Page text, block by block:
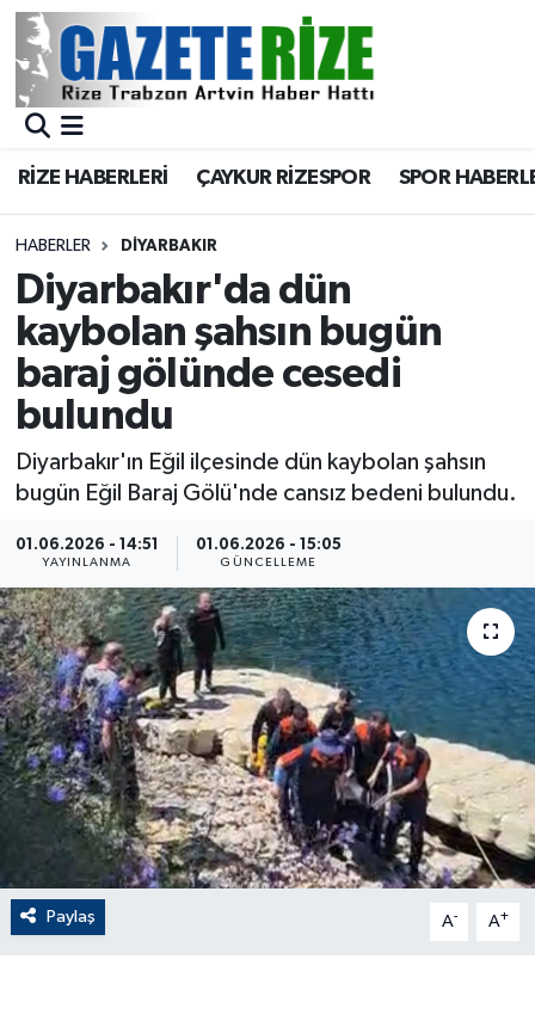
RİZE HABERLERİ ÇAYKUR RİZESPOR SPOR
HABERLER DIYARBAKIR
Diyarbakır'da dün
kaybolan şahsın bugün
baraj gölünde cesedi
bulundu
Diyarbakır'ın Eğil ilçesinde dün kaybolan şahsın
bugün Eğil Baraj Gölü'nde cansız bedeni bulundu.
01.06.2026 - 14:51
YAYINLANMA
01.06.2026 - 15:05
GÜNCELLEME
Paylaş A- A+
BÖLGEMİZ
Asayiş
Rize Jandarma Komutanlığı
Bilim Teknoloji
Bölge
Advertising news
Dış Haberler
Dünya
EĞİTİM
EKONOMİ
English News
Merkez Nöbetçi Eczaneler
Merkez Trafik Yoğunluk Haritası
Süper Lig Puan Durumu ve Fikstür
Tüm Manşetler
Son Dakika Haberleri
Haber Arşivi